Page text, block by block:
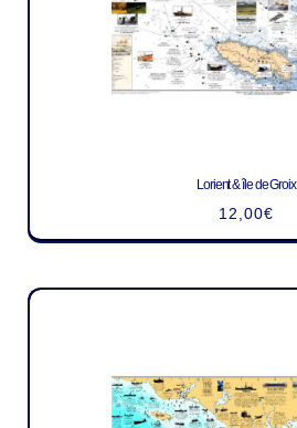
Lorient & île de Groix
12,00€